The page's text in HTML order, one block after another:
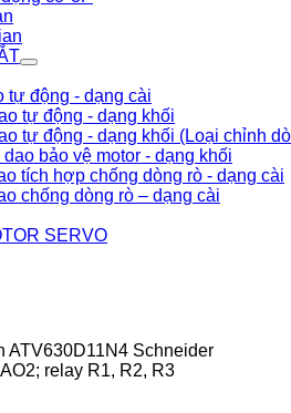
tự động - dạng cài
tự động - dạng khối
tự động - dạng khối (Loại chỉnh
bảo vệ motor - dạng khối
tích hợp chống dòng rò - dạng cài
chống dòng rò – dạng cài
SERVO
ATV630D11N4 Schneider
relay R1, R2, R3